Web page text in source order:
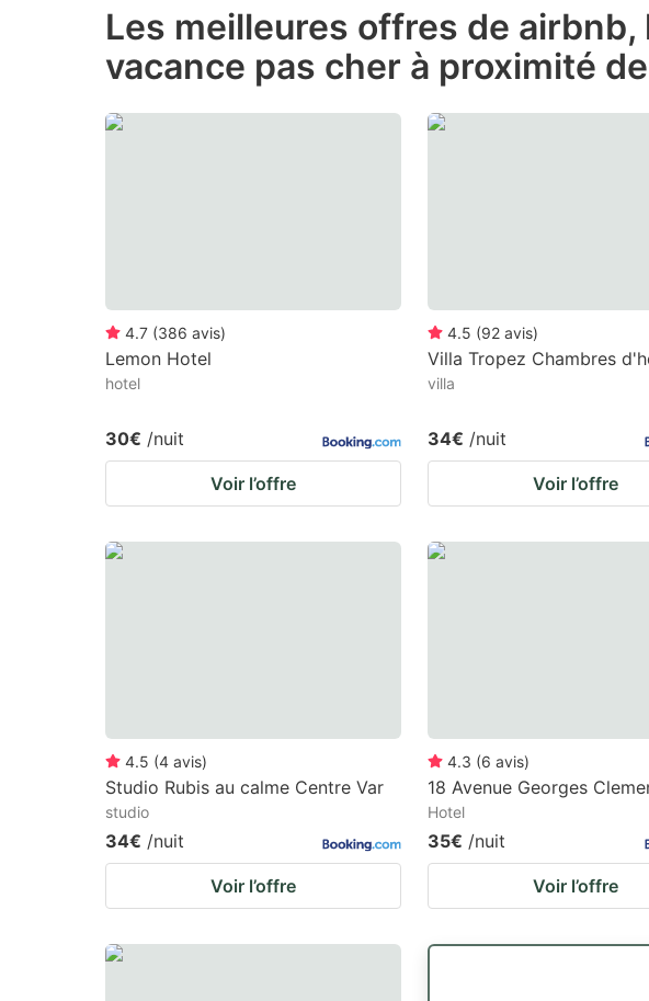
the
question
for
changing
the
question
for
changing
Les meilleures offres de
vacance pas cher à proximité
4.7 (386 avis)
Lemon Hotel
hotel
30€ /nuit
Voir l’offre
4.5 (92 avis)
Villa Tropez Chambres
villa
34€ /nuit
Voir l’offre
4.5 (4 avis)
Studio Rubis au calme Centre Var
studio
34€ /nuit
Voir l’offre
4.3 (6 avis)
18 Avenue Georges
Hotel
35€ /nuit
Voir l’offre